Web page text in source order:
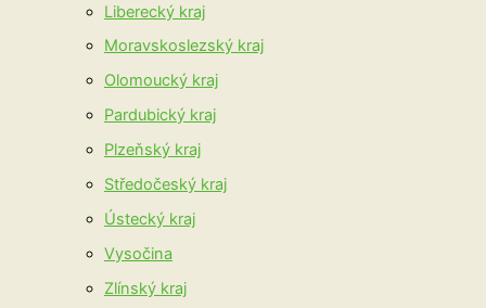
Liberecký kraj
Moravskoslezský kraj
Olomoucký kraj
Pardubický kraj
Plzeňský kraj
Středočeský kraj
Ústecký kraj
Vysočina
Zlínský kraj